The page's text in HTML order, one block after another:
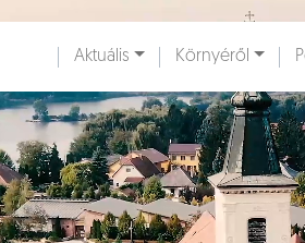
Ugrás a fő tartalomhoz
Aktuális Környéről